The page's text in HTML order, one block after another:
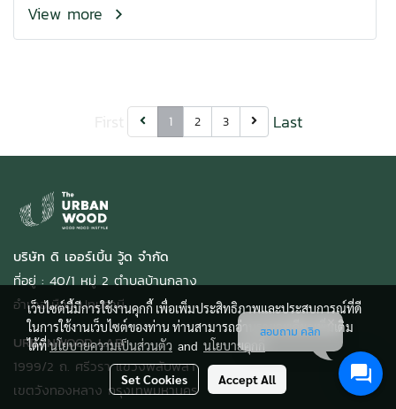
View more
1 2 3 Last
บริษัท ดิ เออร์เบิ้น วู้ด จำกัด
ที่อยู่ : 40/1 หมู่ 2 ตำบลบ้านกลาง
อำเภอเมือง ปทุมธานี
URBANWOOD LAB
1999/2 ถ. ศรีวรา แขวงพลับพลา
เขตวังทองหลาง กรุงเทพมหานคร
เว็บไซต์นี้มีการใช้งานคุกกี้ เพื่อเพิ่มประสิทธิภาพและประสบการณ์ที่ดี
ในการใช้งานเว็บไซต์ของท่าน ท่านสามารถอ่านรายละเอียดเพิ่มเติม
ได้ที่นโยบายความเป็นส่วนตัว and นโยบายคุกกี้
Set Cookies Accept All
สอบถาม คลิก